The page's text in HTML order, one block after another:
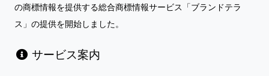
の商標情報を提供する総合商標情報サービス「ブランドテラ
ス」の提供を開始しました。
サービス案内